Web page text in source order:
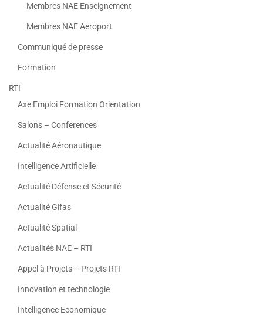
Membres NAE Enseignement
Membres NAE Aeroport
Communiqué de presse
Formation
RTI
Axe Emploi Formation Orientation
Salons – Conferences
Actualité Aéronautique
Intelligence Artificielle
Actualité Défense et Sécurité
Actualité Gifas
Actualité Spatial
Actualités NAE – RTI
Appel à Projets – Projets RTI
Innovation et technologie
Intelligence Economique